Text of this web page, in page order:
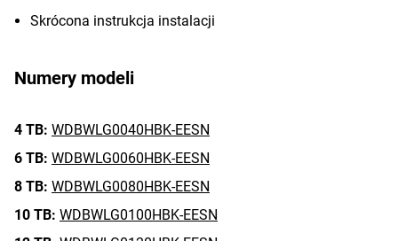
Skrócona instrukcja instalacji
Numery modeli
4 TB: WDBWLG0040HBK-EESN
6 TB: WDBWLG0060HBK-EESN
8 TB: WDBWLG0080HBK-EESN
10 TB: WDBWLG0100HBK-EESN